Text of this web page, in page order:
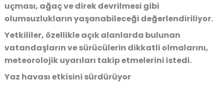
uçması, ağaç ve direk devrilmesi gibi
olumsuzlukların yaşanabileceği değerlendiriliyor.
Yetkililer, özellikle açık alanlarda bulunan
vatandaşların ve sürücülerin dikkatli olmalarını,
meteorolojik uyarıları takip etmelerini istedi.
Yaz havası etkisini sürdürüyor